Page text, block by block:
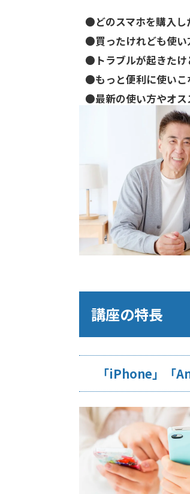
●どのスマホを購入し
●買ったけれども使い
●トラブルが起きたけ
●もっと便利に使いこ
●最新の使い方やオス
講座の特長
「iPhone」「